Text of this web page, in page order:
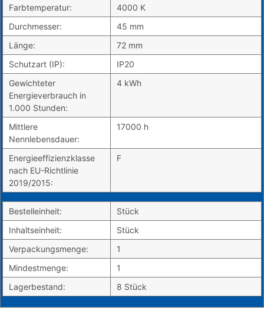
Farbtemperatur:
4000 K
Durchmesser:
45 mm
Länge:
72 mm
Schutzart (IP):
IP20
Gewichteter
Energieverbrauch in
1.000 Stunden:
4 kWh
Mittlere
Nennlebensdauer:
17000 h
Energieeffizienzklasse
nach EU-Richtlinie
2019/2015:
F
Bestelleinheit:
Stück
Inhaltseinheit:
Stück
Verpackungsmenge:
1
Mindestmenge:
1
Lagerbestand:
8 Stück